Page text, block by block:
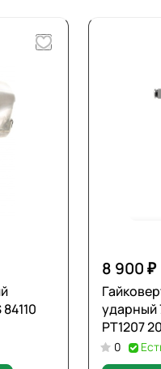
84110
8 900 ₽
ударный 745 Nm 1/2" eqtree™
PT1207
0